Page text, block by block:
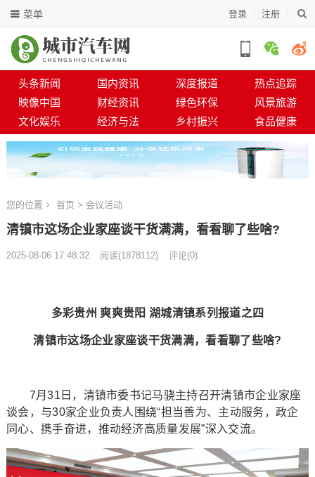
登录 注册
菜单
头条新闻 国内资讯 深度报道
热点追踪
映像中国
财经资讯 绿色环保
风景旅游
文化娱乐
经济与法 乡村振兴 食品健康
您的位置 首页 > 会议活动
清镇市这场企业家座谈干货满满，看看聊了些啥?
2025-08-06 17:48:32 阅读(1878112) 评论(0)
多彩贵州 爽爽贵阳 湖城清镇系列报道之四
清镇市这场企业家座谈干货满满，看看聊了些啥?
7月31日，清镇市委书记马骁主持召开清镇市企业家座
谈会，与30家企业负责人围绕“担当善为、主动服务，政企
同心、携手奋进，推动经济高质量发展”深入交流。